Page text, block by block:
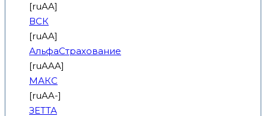
[ruAA]
ВСК
[ruAA]
АльфаСтрахование
[ruAAA]
МАКС
[ruAA-]
ЗЕТТА